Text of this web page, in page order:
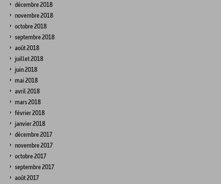
décembre 2018
novembre 2018
octobre 2018
septembre 2018
août 2018
juillet 2018
juin 2018
mai 2018
avril 2018
mars 2018
février 2018
janvier 2018
décembre 2017
novembre 2017
octobre 2017
septembre 2017
août 2017